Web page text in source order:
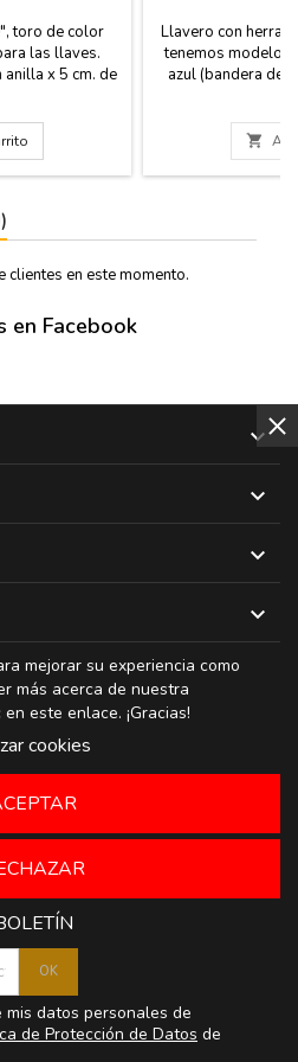
toro de color
las llaves.
x 5 cm. de
Llavero con
tenemos
azul (bandera de
caballos y los

clientes en este momento.
en Facebook




mejorar su experiencia como
más acerca de nuestra
en este enlace. ¡Gracias!
cookies
datos personales de
de Protección de Datos de